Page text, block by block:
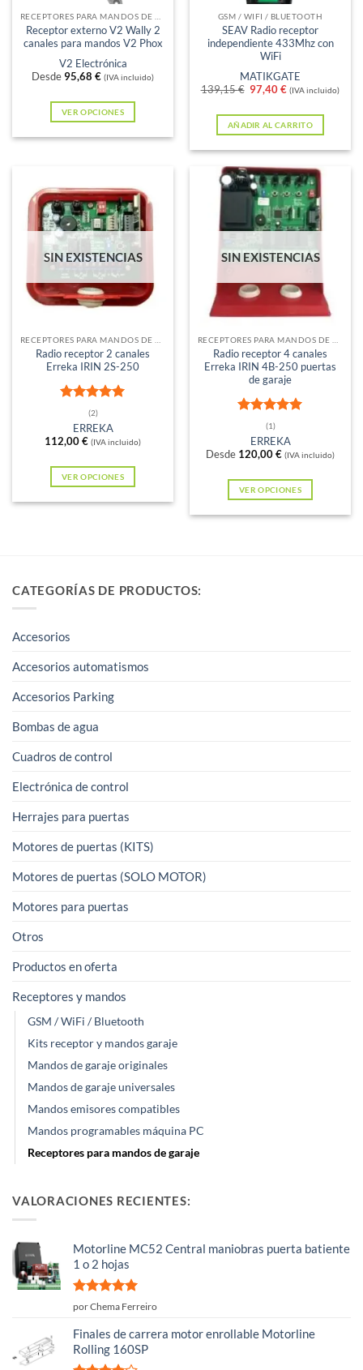
Receptor externo V2 Wally 2
canales para mandos V2 Phox
V2 Electrónica
Desde95,68 € (IVA incluido)
VER OPCIONES
múltiples
variantes.
Las
opciones
se
pueden
elegir
la
página
de
GSM / WIFI / BLUETOOTH
SEAV Radio receptor
independiente 433Mhz con
WiFi
MATIKGATE
139,15€ El
original
era:
139,15 €.
97,40€El
actual
es:
97,40 €.
(IVA incluido)
AÑADIR AL CARRITO
SIN EXISTENCIAS
Radio receptor 2 canales
Erreka IRIN 2S-250
Valorado
con5de 5
(2)
ERREKA
112,00€ (IVA incluido)
VER OPCIONES
Las
elegir
en
página
de
SIN EXISTENCIAS
Radio receptor 4 canales
Erreka IRIN 4B-250 puertas
de garaje
Valorado
con5de 5
(1)
ERREKA
Desde 120,00€ (IVA incluido)
VER OPCIONES
CATEGORÍAS DE PRODUCTOS:
Accesorios
Accesorios automatismos
Accesorios Parking
Bombas de agua
Cuadros de control
Electrónica de control
Herrajes para puertas
Motores de puertas (KITS)
Motores de puertas (SOLO MOTOR)
Motores para puertas
Otros
Productos en oferta
Receptores y mandos
GSM / WiFi / Bluetooth
Kits receptor y mandos garaje
Mandos de garaje originales
Mandos de garaje universales
Mandos emisores compatibles
Mandos programables máquina PC
Receptores para mandos de garaje
VALORACIONES RECIENTES:
Motorline MC52 Central maniobras puerta batiente
1 o 2 hojas
Valorado
por Chema Ferreiro
Finales de carrera motor enrollable Motorline
Rolling 160SP